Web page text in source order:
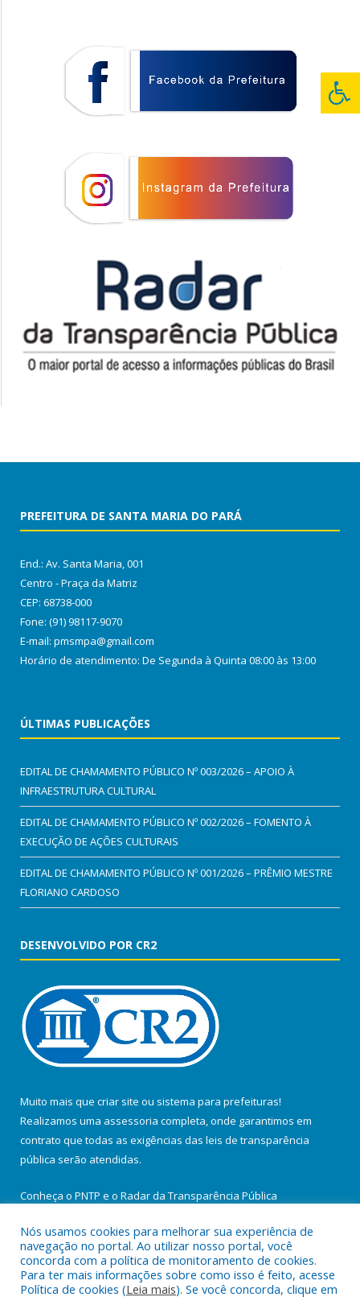
PREFEITURA DE SANTA MARIA DO PARÁ
End.: Av. Santa Maria, 001
Centro - Praça da Matriz
CEP: 68738-000
Fone: (91) 98117-9070
E-mail: pmsmpa@gmail.com
Horário de atendimento: De Segunda à Quinta 08:00 às 13:00
ÚLTIMAS PUBLICAÇÕES
EDITAL DE CHAMAMENTO PÚBLICO Nº 003/2026 – APOIO À
INFRAESTRUTURA CULTURAL
EDITAL DE CHAMAMENTO PÚBLICO Nº 002/2026 – FOMENTO À
EXECUÇÃO DE AÇÕES CULTURAIS
EDITAL DE CHAMAMENTO PÚBLICO Nº 001/2026 – PRÊMIO MESTRE
FLORIANO CARDOSO
DESENVOLVIDO POR CR2
Muito mais que criar site ou sistema para prefeituras!
Realizamos uma assessoria completa, onde garantimos em
contrato que todas as exigências das leis de transparência
pública serão atendidas.
Conheça o PNTP e o Radar da Transparência Pública
Todos os direitos reservados a Prefeitura Municipal de Santa
Nós usamos cookies para melhorar sua experiência de
navegação no portal. Ao utilizar nosso portal, você
concorda com a política de monitoramento de cookies.
Para ter mais informações sobre como isso é feito, acesse
Política de cookies (Leia mais). Se você concorda, clique em